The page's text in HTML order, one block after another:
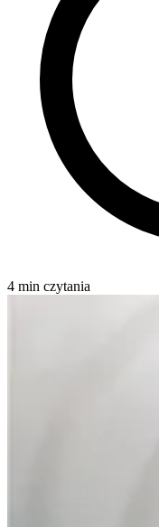
4 min czytania